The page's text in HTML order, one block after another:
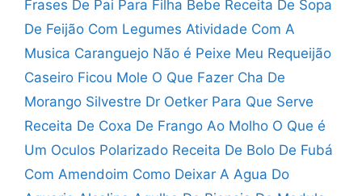
Frases De Pai Para Filha Bebe Receita De Sopa
De Feijão Com Legumes Atividade Com A
Musica Caranguejo Não é Peixe Meu Requeijão
Caseiro Ficou Mole O Que Fazer Cha De
Morango Silvestre Dr Oetker Para Que Serve
Receita De Coxa De Frango Ao Molho O Que é
Um Oculos Polarizado Receita De Bolo De Fubá
Com Amendoim Como Deixar A Agua Do